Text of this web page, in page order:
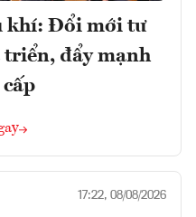
khí: Đổi mới tư
triển, đẩy mạnh
17:22, 08/08/2026